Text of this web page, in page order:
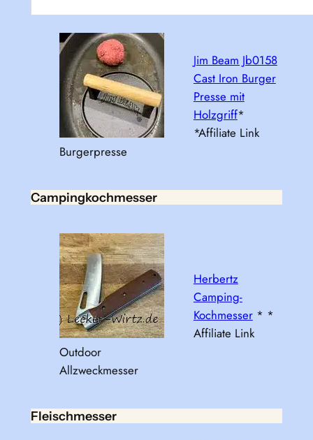
Burgerpresse
Jim Beam Jb0158
Cast Iron Burger
Presse mit
Holzgriff*
*Affiliate Link
Campingkochmesser
Outdoor
Allzweckmesser
Herbertz
Camping-
Kochmesser* *
Affiliate Link
Fleischmesser